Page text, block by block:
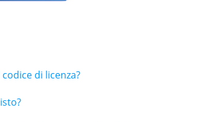
di licenza?